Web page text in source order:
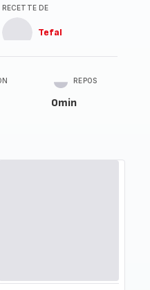
RECETTE DE
Tefal
REPOS
0min